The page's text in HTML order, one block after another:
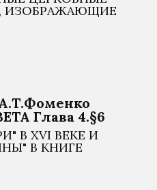
ИЗОБРАЖАЮЩИЕ
Глава 4.§6
В XVI ВЕКЕ И
В КНИГЕ